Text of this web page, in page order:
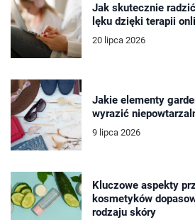
Jak skutecznie
lęku dzięki terapii
20 lipca 2026
Jakie elementy
wyrazić
9 lipca 2026
Kluczowe aspekty
kosmetyków
rodzaju skóry